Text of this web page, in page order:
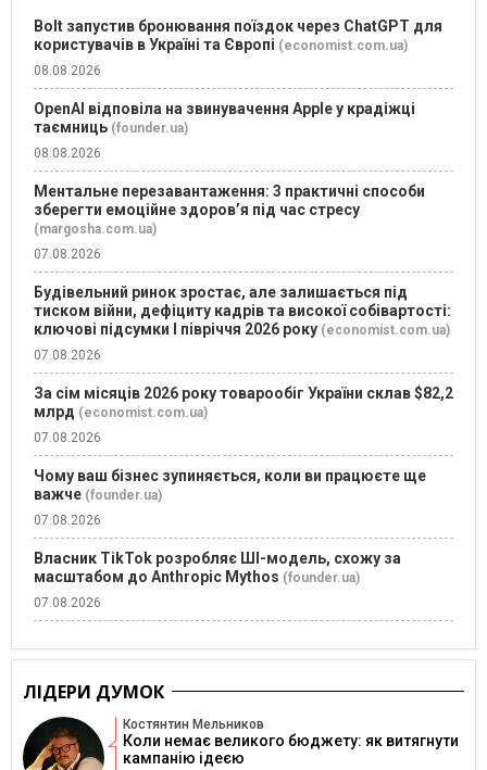
Bolt запустив бронювання поїздок через ChatGPT для
користувачів в Україні та Європі (economist.com.ua)
08.08.2026
OpenAI відповіла на звинувачення Apple у крадіжці
таємниць (founder.ua)
08.08.2026
Ментальне перезавантаження: 3 практичні способи
зберегти емоційне здоров’я під час стресу
(margosha.com.ua)
07.08.2026
Будівельний ринок зростає, але залишається під
тиском війни, дефіциту кадрів та високої собівартості:
ключові підсумки І півріччя 2026 року (economist.com.ua)
07.08.2026
За сім місяців 2026 року товарообіг України склав $82,2
млрд (economist.com.ua)
07.08.2026
Чому ваш бізнес зупиняється, коли ви працюєте ще
важче (founder.ua)
07.08.2026
Власник TikTok розробляє ШІ-модель, схожу за
масштабом до Anthropic Mythos (founder.ua)
07.08.2026
ЛІДЕРИ ДУМОК
Костянтин Мельников
Коли немає великого бюджету: як витягнути
кампанію ідеєю